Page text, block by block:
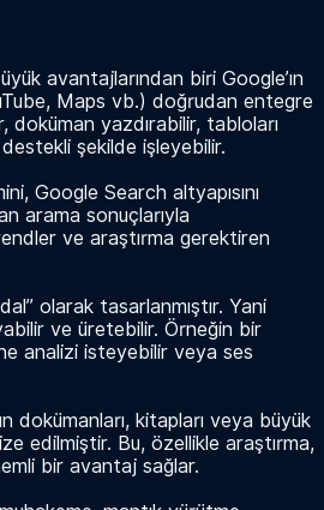
avantajlarından biri Google’ın
Maps vb.) doğrudan entegre
doküman yazdırabilir, tabloları
şekilde işleyebilir.
Google Search altyapısını
arama sonuçlarıyla
ve araştırma gerektiren
olarak tasarlanmıştır. Yani
ve üretebilir. Örneğin bir
analizi isteyebilir veya ses
dokümanları, kitapları veya büyük
edilmiştir. Bu, özellikle araştırma,
bir avantaj sağlar.